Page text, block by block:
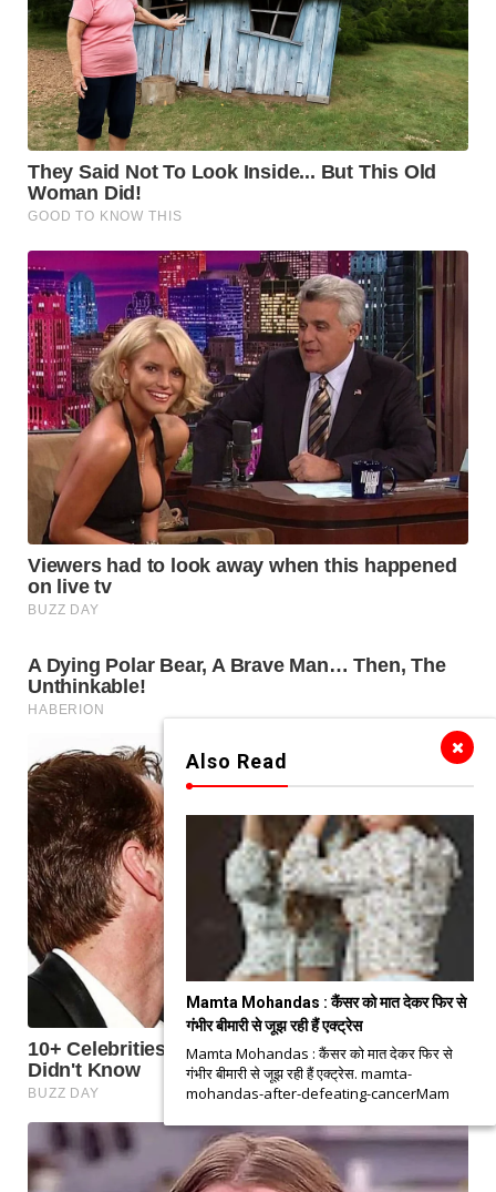
Also Read
Mamta Mohandas : कैंसर को मात देकर फिर से
गंभीर बीमारी से जूझ रही हैं एक्ट्रेस
Mamta Mohandas : कैंसर को मात देकर फिर से
गंभीर बीमारी से जूझ रही हैं एक्ट्रेस. mamta-
mohandas-after-defeating-cancerMam